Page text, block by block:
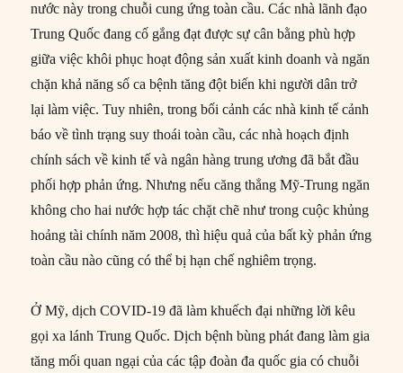
nước này trong chuỗi cung ứng toàn cầu. Các nhà lãnh đạo
Trung Quốc đang cố gắng đạt được sự cân bằng phù hợp
giữa việc khôi phục hoạt động sản xuất kinh doanh và ngăn
chặn khả năng số ca bệnh tăng đột biến khi người dân trở
lại làm việc. Tuy nhiên, trong bối cảnh các nhà kinh tế cảnh
báo về tình trạng suy thoái toàn cầu, các nhà hoạch định
chính sách về kinh tế và ngân hàng trung ương đã bắt đầu
phối hợp phản ứng. Nhưng nếu căng thẳng Mỹ-Trung ngăn
không cho hai nước hợp tác chặt chẽ như trong cuộc khủng
hoảng tài chính năm 2008, thì hiệu quả của bất kỳ phản ứng
toàn cầu nào cũng có thể bị hạn chế nghiêm trọng.
Ở Mỹ, dịch COVID-19 đã làm khuếch đại những lời kêu
gọi xa lánh Trung Quốc. Dịch bệnh bùng phát đang làm gia
tăng mối quan ngại của các tập đoàn đa quốc gia có chuỗi